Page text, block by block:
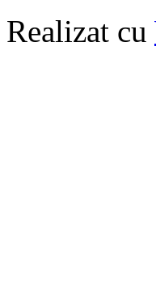
Realizat cu